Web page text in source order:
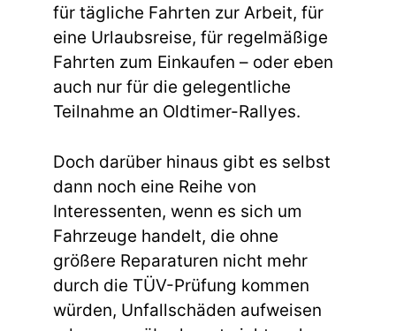
für tägliche Fahrten zur Arbeit, für
eine Urlaubsreise, für regelmäßige
Fahrten zum Einkaufen – oder eben
auch nur für die gelegentliche
Teilnahme an Oldtimer-Rallyes.
Doch darüber hinaus gibt es selbst
dann noch eine Reihe von
Interessenten, wenn es sich um
Fahrzeuge handelt, die ohne
größere Reparaturen nicht mehr
durch die TÜV-Prüfung kommen
würden, Unfallschäden aufweisen